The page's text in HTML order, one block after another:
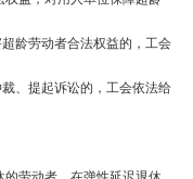
龄劳动者合法权益的，工会
、提起诉讼的，工会依法给